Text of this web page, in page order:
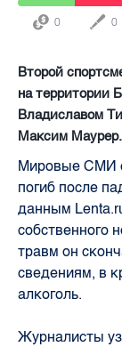
0 0
Второй
на территории
Владиславом
Максим Маурер.
Мировые СМИ
погиб после
данным
собственного
травм он
сведениям, в
алкоголь.
Журналисты